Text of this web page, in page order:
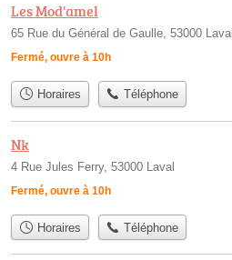
Les Mod'amel
65 Rue du Général de Gaulle, 53000 Laval
Fermé, ouvre à 10h
Horaires Téléphone
Nk
4 Rue Jules Ferry, 53000 Laval
Fermé, ouvre à 10h
Horaires Téléphone